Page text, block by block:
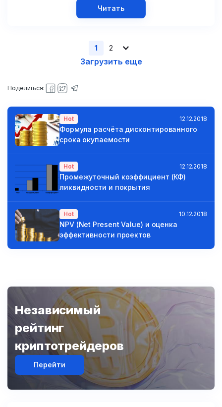
Читать
Загрузить еще
1 2
Поделиться:
Hot 12.12.2018
Формула расчёта дисконтированного
срока окупаемости
Hot 12.12.2018
Промежуточный коэффициент (КФ)
ликвидности и покрытия
Hot 10.12.2018
NPV (Net Present Value) и оценка
эффективности проектов
Независимый
рейтинг
криптотрейдеров
Перейти